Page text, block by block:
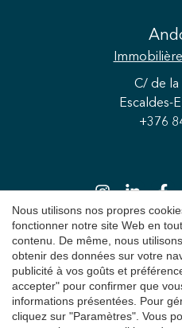
Immobilière
C/ de la
Escaldes-
+376
Copyright 2026
Avis
Politique de
Nous utilisons nos propres
fonctionner notre site Web en
contenu. De même, nous
obtenir des données sur votre
publicité à vos goûts et
accepter" pour confirmer que
informations présentées. Pour
cliquez sur "Paramètres". Vous
Enregistrer les paramètres